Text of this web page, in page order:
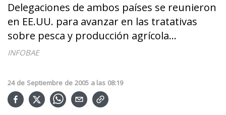
Delegaciones de ambos países se reunieron
en EE.UU. para avanzar en las tratativas
sobre pesca y producción agrícola...
INFOBAE
24 de Septiembre de 2005 a las 08:19